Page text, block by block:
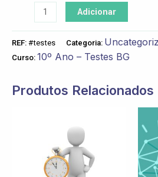
Adicionar
REF: #testes Categoria:
Curso: 10º Ano – Testes BG
Produtos Relacionados